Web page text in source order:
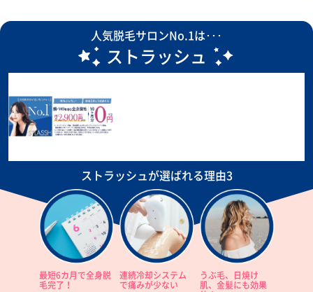
人気脱毛サロンNo.1は･･･
ストラッシュ
ストラッシュが選ばれる理由3
最短6カ月で全身脱
毛完了！
連続冷却システム
で痛みが少ない
うぶ毛、日焼け
肌、金髪にも効果